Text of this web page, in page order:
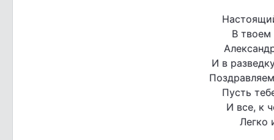
В твоем
И в
Пусть
И все, к
Легко